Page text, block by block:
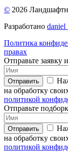
© 2026
Разработано
Политика
правах
Отправьте заявку
Отправить
на обработку
политикой
Отправьте
Отправить
на обработку
политикой